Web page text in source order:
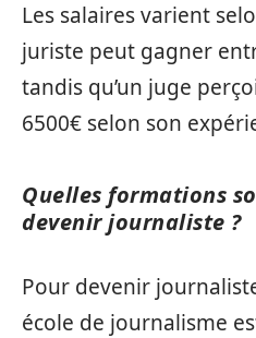
Les salaires varient
juriste peut gagner
tandis qu’un juge
6500€ selon son
Quelles formations
devenir journaliste ?
Pour devenir
école de journalisme